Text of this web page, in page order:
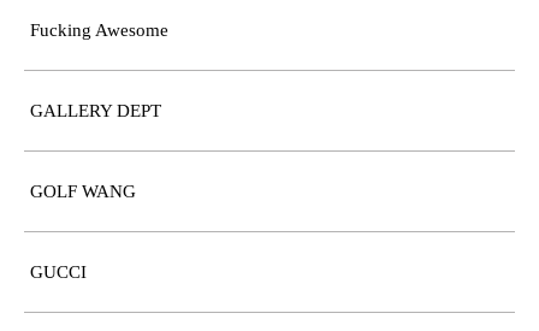
Fucking Awesome
GALLERY DEPT
GOLF WANG
GUCCI